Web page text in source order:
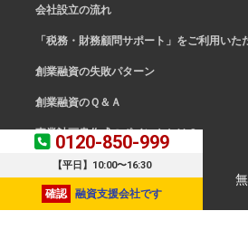
会社設立の流れ
「税務・財務顧問サポート」をご利用いた
創業融資の失敗パターン
創業融資のＱ＆Ａ
事業計画書作成のポイントとは？
創業融資を当事務所に依頼する６つのメリ
Copyright © スタートアッププロ公式サイ
0120-850-999
【平日】10:00〜16:30
確認 融資支援会社です